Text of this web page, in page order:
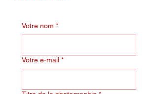
Votre nom *
Votre e-mail *